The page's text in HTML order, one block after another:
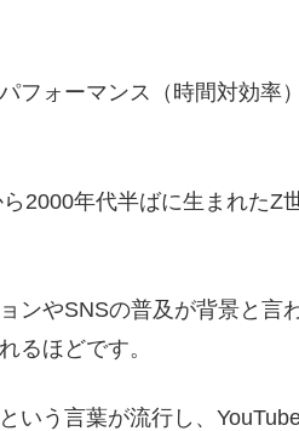
フォーマンス（時間対効率
2000年代半ばに生まれたZ
ンやSNSの普及が背景と言
るほどです。
いう言葉が流行し、